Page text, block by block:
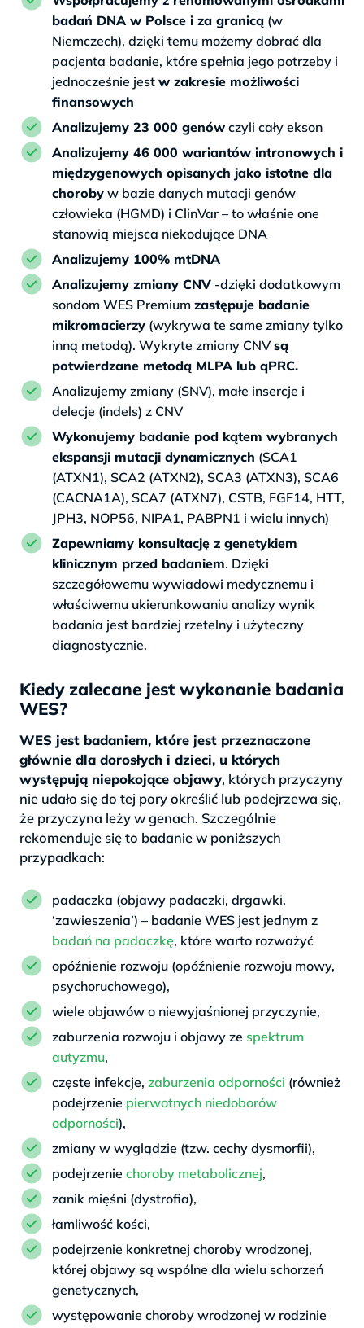
badań DNA w Polsce i za granicą (w
Niemczech), dzięki temu możemy dobrać dla
pacjenta badanie, które spełnia jego potrzeby i
jednocześnie jest w zakresie możliwości
finansowych
Analizujemy 23 000 genów czyli cały ekson
Analizujemy 46 000 wariantów intronowych i
międzygenowych opisanych jako istotne dla
choroby w bazie danych mutacji genów
człowieka (HGMD) i ClinVar – to właśnie one
stanowią miejsca niekodujące DNA
Analizujemy 100% mtDNA
Analizujemy zmiany CNV -dzięki dodatkowym
sondom WES Premium zastępuje badanie
mikromacierzy (wykrywa te same zmiany tylko
inną metodą). Wykryte zmiany CNV są
potwierdzane metodą MLPA lub qPRC.
Analizujemy zmiany (SNV), małe insercje i
delecje (indels) z CNV
Wykonujemy badanie pod kątem wybranych
ekspansji mutacji dynamicznych (SCA1
(ATXN1), SCA2 (ATXN2), SCA3 (ATXN3), SCA6
(CACNA1A), SCA7 (ATXN7), CSTB, FGF14, HTT,
JPH3, NOP56, NIPA1, PABPN1 i wielu innych)
Zapewniamy konsultację z genetykiem
klinicznym przed badaniem. Dzięki
szczegółowemu wywiadowi medycznemu i
właściwemu ukierunkowaniu analizy wynik
badania jest bardziej rzetelny i użyteczny
diagnostycznie.
Kiedy zalecane jest wykonanie badania
WES?
WES jest badaniem, które jest przeznaczone
głównie dla dorosłych i dzieci, u których
występują niepokojące objawy, których przyczyny
nie udało się do tej pory określić lub podejrzewa się,
że przyczyna leży w genach. Szczególnie
rekomenduje się to badanie w poniższych
przypadkach:
padaczka (objawy padaczki, drgawki,
‘zawieszenia’) – badanie WES jest jednym z
badań na padaczkę, które warto rozważyć
opóźnienie rozwoju (opóźnienie rozwoju mowy,
psychoruchowego),
wiele objawów o niewyjaśnionej przyczynie,
zaburzenia rozwoju i objawy ze spektrum
autyzmu,
częste infekcje, zaburzenia odporności (również
podejrzenie pierwotnych niedoborów
odporności),
zmiany w wyglądzie (tzw. cechy dysmorfii),
podejrzenie choroby metabolicznej,
zanik mięśni (dystrofia),
łamliwość kości,
podejrzenie konkretnej choroby wrodzonej,
której objawy są wspólne dla wielu schorzeń
genetycznych,
występowanie choroby wrodzonej w rodzinie